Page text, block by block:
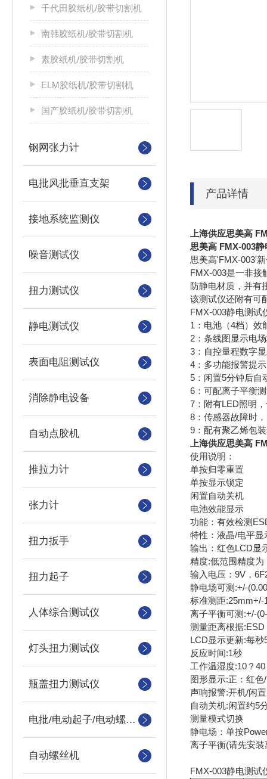
千代田胶纸机/胶带切割机
南韩胶纸机/胶带切割机
素胶纸机/胶带切割机
ELM胶纸机/胶带切割机
国产胶纸机/胶带切割机
钢网张力计
电批风批垂直支架
接地系统监测仪
噪音测试仪
扭力测试仪
静电测试仪
表面电阻测试仪
消除静电设备
自动点胶机
推拉力计
张力计
扭力扳手
扭力起子
人体综合测试仪
灯头扭力测试仪
瓶盖扭力测试仪
电批/电动起子/电动螺丝刀
自动螺丝机
产品详情
上海供应思美高
思美高 FMX-003
思美高'FMX-003'
FMX-003是一非接
防静电材质，并有
该测试仪还附有可
FMX-003静电测试
1：电池（4档）效
2：条线图显示电
3：自控量程数字
4：多功能报警提示
5：闲置5分钟后自
6：可配离子平衡
7：附有LED照明
8：传感器故障时
9：配有聚乙烯包
上海供应思美高
使用说明：
单按归零重置
单按显示锁定
闲置自动关机
电池效能显示
功能：有效检测
特性：液晶/电平
输出：红色LCD显
精度:低范围精度
输入电压：9V，
静电场可测:+/-
标准测距:25mm+/-
离子平衡可测:+/-
测量距离根据:ESD
LCD显示更新:每秒
反应时间:1秒
工作温湿度:10？
图形显示:正：红色
声响报警:开机/闲
自动关机:闲置约5
测量模式切换
静电场：单按
离子平衡(请先安
FMX-003静电测试